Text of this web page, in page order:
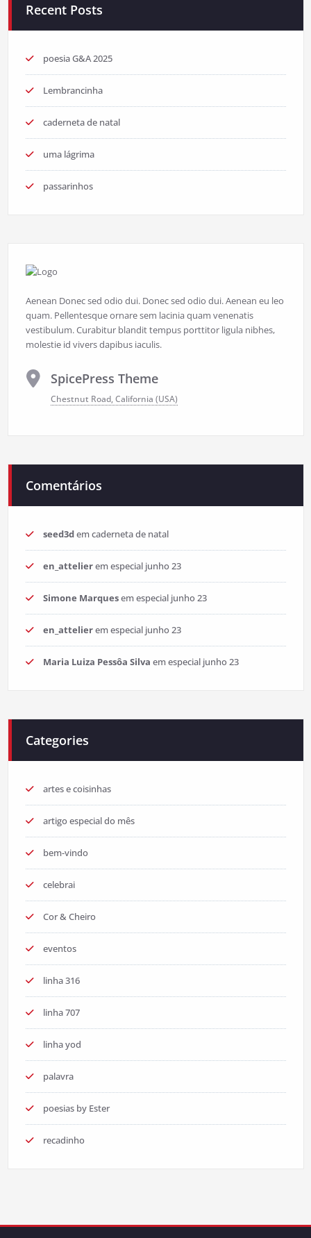
Recent Posts
poesia G&A 2025
Lembrancinha
caderneta de natal
uma lágrima
passarinhos
Aenean Donec sed odio dui. Donec sed odio dui. Aenean eu leo
quam. Pellentesque ornare sem lacinia quam venenatis
vestibulum. Curabitur blandit tempus porttitor ligula nibhes,
molestie id vivers dapibus iaculis.
SpicePress Theme
Chestnut Road, California (USA)
Comentários
seed3demcaderneta de natal
en_attelieremespecial junho 23
Simone Marquesemespecial junho 23
en_attelieremespecial junho 23
Maria Luiza Pessôa Silva emespecial junho 23
Categories
artes e coisinhas
artigo especial do mês
bem-vindo
celebrai
Cor & Cheiro
eventos
linha 316
linha 707
linha yod
palavra
poesias by Ester
recadinho